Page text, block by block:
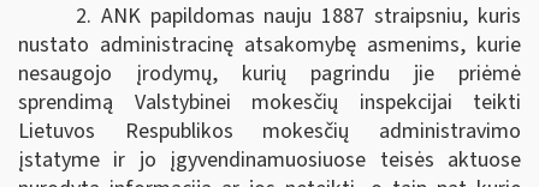
2. ANK papildomas nauju 1887 straipsniu, kuris
nustato administracinę atsakomybę asmenims, kurie
nesaugojo įrodymų, kurių pagrindu jie priėmė
sprendimą Valstybinei mokesčių inspekcijai teikti
Lietuvos Respublikos mokesčių administravimo
įstatyme ir jo įgyvendinamuosiuose teisės aktuose